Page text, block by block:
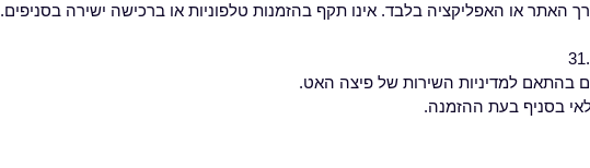
האתר או האפליקציה בלבד. אינו תקף בהזמנות טלפוניות או ברכישה ישירה בסניפים.
בהתאם למדיניות השירות של פיצה האט.
בסניף בעת ההזמנה.